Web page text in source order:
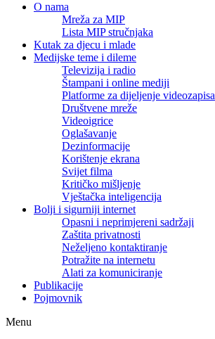
O nama
Mreža za MIP
Lista MIP stručnjaka
Kutak za djecu i mlade
Medijske teme i dileme
Televizija i radio
Štampani i online mediji
Platforme za dijeljenje videozapisa
Društvene mreže
Videoigrice
Oglašavanje
Dezinformacije
Korištenje ekrana
Svijet filma
Kritičko mišljenje
Vještačka inteligencija
Bolji i sigurniji internet
Opasni i neprimjereni sadržaji
Zaštita privatnosti
Neželjeno kontaktiranje
Potražite na internetu
Alati za komuniciranje
Publikacije
Pojmovnik
Menu